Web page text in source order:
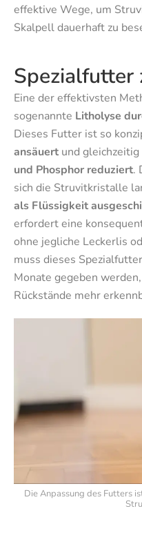
effektive Wege, um
Skalpell dauerhaft zu
Die Anpassung des Futters
Spezialfutter
Eine der effektivsten
sogenannte Litholyse
Dieses Futter ist so
ansäuert und gleichzeitig
und Phosphor reduziert.
sich die Struvitkristalle
als Flüssigkeit
erfordert eine
ohne jegliche Leckerlis
muss dieses
Monate gegeben
Rückstände mehr